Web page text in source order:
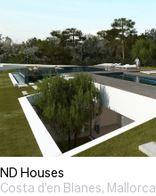
ND Houses
Costa d'en Blanes, Mallorca